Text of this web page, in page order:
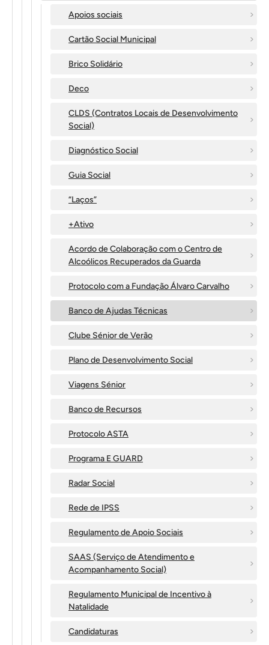
Apoios sociais
Cartão Social Municipal
Brico Solidário
Deco
CLDS (Contratos Locais de Desenvolvimento
Social)
Diagnóstico Social
Guia Social
“Laços”
+Ativo
Acordo de Colaboração com o Centro de
Alcoólicos Recuperados da Guarda
Protocolo com a Fundação Álvaro Carvalho
Banco de Ajudas Técnicas
Clube Sénior de Verão
Plano de Desenvolvimento Social
Viagens Sénior
Banco de Recursos
Protocolo ASTA
Programa E GUARD
Radar Social
Rede de IPSS
Regulamento de Apoio Sociais
SAAS (Serviço de Atendimento e
Acompanhamento Social)
Regulamento Municipal de Incentivo à
Natalidade
Candidaturas